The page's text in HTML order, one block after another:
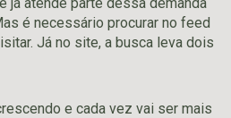
é necessário procurar no feed
Já no site, a busca leva dois
e cada vez vai ser mais